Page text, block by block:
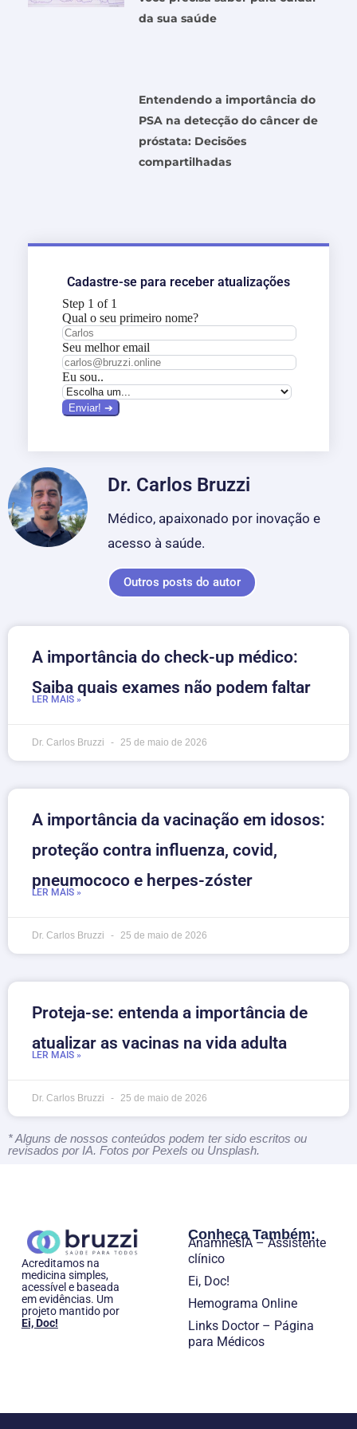
da sua saúde
Entendendo a importância do
PSA na detecção do câncer de
próstata: Decisões
compartilhadas
Cadastre-se para receber atualizações
Dr. Carlos Bruzzi
Médico, apaixonado por inovação e
acesso à saúde.
Outros posts do autor
A importância do check-up médico:
Saiba quais exames não podem faltar
LER MAIS »
Dr. Carlos Bruzzi 25 de maio de 2026
A importância da vacinação em idosos:
proteção contra influenza, covid,
pneumococo e herpes-zóster
LER MAIS »
Dr. Carlos Bruzzi 25 de maio de 2026
Proteja-se: entenda a importância de
atualizar as vacinas na vida adulta
LER MAIS »
Dr. Carlos Bruzzi 25 de maio de 2026
* Alguns de nossos conteúdos podem ter sido escritos ou
revisados por IA. Fotos por Pexels ou Unsplash.
Acreditamos na
medicina simples,
acessível e baseada
em evidências. Um
projeto mantido por
Ei, Doc!
Conheça Também:
AnamnesIA – Assistente
clínico
Ei, Doc!
Hemograma Online
Links Doctor – Página
para Médicos